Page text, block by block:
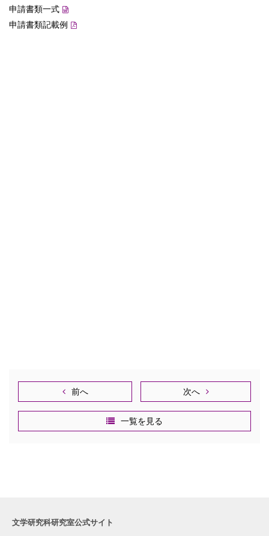
申請書類一式
申請書類記載例
前へ
一覧を見る
次へ
文学研究科研究室公式サイト